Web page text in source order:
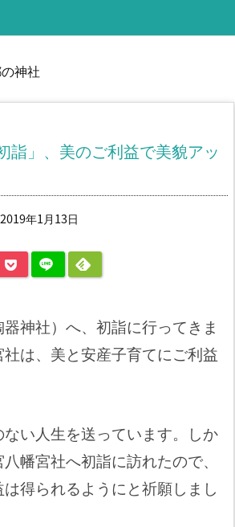
神社
詣」、美のご利益で美貌アッ
2019年1月13日
神社）へ、初詣に行ってきま
は、美と安産子育てにご利益
い人生を送っています。しか
幡宮社へ初詣に訪れたので、
得られるようにと祈願しまし